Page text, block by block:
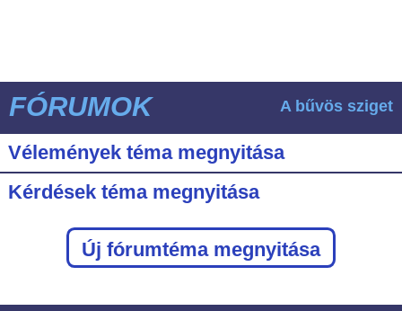
FÓRUMOK A bűvös sziget
Vélemények téma megnyitása
Kérdések téma megnyitása
Új fórumtéma megnyitása